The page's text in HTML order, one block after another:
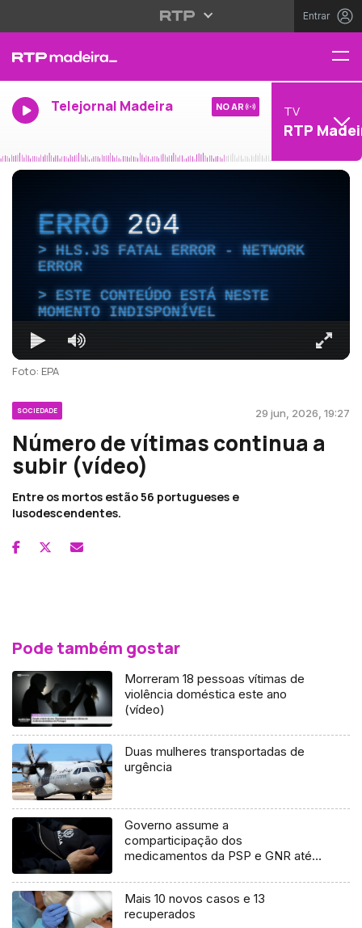
Entrar
Telejornal Madeira NO AR TV
RTP
ERRO204
HLS.JS FATAL ERROR - NETWORK
ERROR
ESTE CONTEÚDO ESTÁ NESTE
MOMENTO INDISPONÍVEL
Foto: EPA
SOCIEDADE 29 jun, 2026, 19:27
Número de vítimas continua a
subir (vídeo)
Entre os mortos estão 56 portugueses e
lusodescendentes.
Pode também gostar
Morreram 18 pessoas vítimas de
violência doméstica este ano
(vídeo)
Duas mulheres transportadas de
urgência
Governo assume a
comparticipação dos
medicamentos da PSP e GNR até
Mais 10 novos casos e 13
recuperados